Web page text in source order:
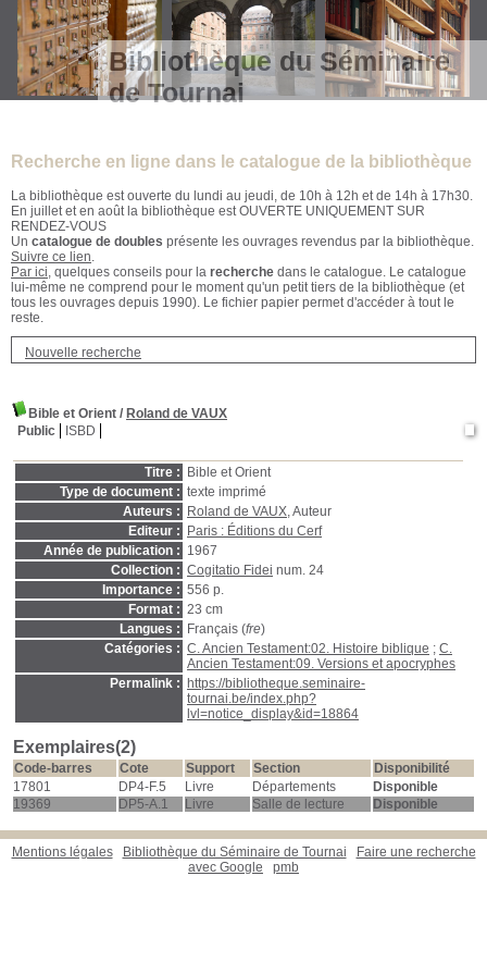
Bibliothèque du Séminaire
de Tournai
Recherche en ligne dans le catalogue de la bibliothèque
La bibliothèque est ouverte du lundi au jeudi, de 10h à 12h et de 14h à 17h30.
En juillet et en août la bibliothèque est OUVERTE UNIQUEMENT SUR
RENDEZ-VOUS
Un catalogue de doubles présente les ouvrages revendus par la bibliothèque.
Suivre ce lien.
Par ici, quelques conseils pour la recherche dans le catalogue. Le catalogue
lui-même ne comprend pour le moment qu'un petit tiers de la bibliothèque (et
tous les ouvrages depuis 1990). Le fichier papier permet d'accéder à tout le
reste.
Nouvelle recherche
Bible et Orient / Roland de VAUX
Public
ISBD
Titre :
Bible et Orient
Type de document : texte imprimé
Auteurs :
Roland de VAUX, Auteur
Editeur :
Paris : Éditions du Cerf
Année de publication : 1967
Collection : Cogitatio Fidei num. 24
Importance : 556 p.
Format : 23 cm
Langues :
Français (fre)
Catégories : C. Ancien Testament:02. Histoire biblique ; C.
Ancien Testament:09. Versions et apocryphes
Permalink :
https://bibliotheque.seminaire-
tournai.be/index.php?
lvl=notice_display&id=18864
Exemplaires(2)
Code-barres Cote Support Section
Disponibilité
17801
DP4-F.5 Livre Départements
Disponible
19369
DP5-A.1 Livre Salle de lecture Disponible
Mentions légales Bibliothèque du Séminaire de Tournai
Faire une recherche
avec Google
pmb